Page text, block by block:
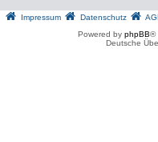
Impressum Datenschutz
Powered by phpBB®
Deutsche